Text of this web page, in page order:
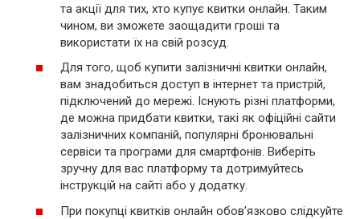
та акції для тих, хто купує квитки онлайн. Таким
чином, ви зможете заощадити гроші та
використати їх на свій розсуд.
Для того, щоб купити залізничні квитки онлайн,
вам знадобиться доступ в інтернет та пристрій,
підключений до мережі. Існують різні платформи,
де можна придбати квитки, такі як офіційні сайти
залізничних компаній, популярні бронювальні
сервіси та програми для смартфонів. Виберіть
зручну для вас платформу та дотримуйтесь
інструкцій на сайті або у додатку.
При покупці квитків онлайн обов’язково слідкуйте